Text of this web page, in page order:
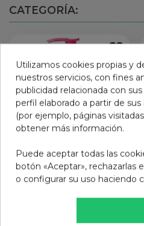
CATEGORÍA:
SENSIBIO GEL
MOUSSANT BIODERMA
Utilizamos cookies propias y
nuestros servicios, con fines
publicidad relacionada con
perfil elaborado a partir de
(por ejemplo, páginas
obtener más información.
Puede aceptar todas las
botón «Aceptar», rechazarlas
o configurar su uso haciendo